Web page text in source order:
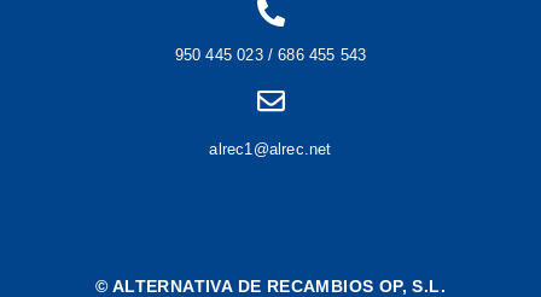
950 445 023 / 686 455 543
alrec1@alrec.net
© ALTERNATIVA DE RECAMBIOS OP, S.L.